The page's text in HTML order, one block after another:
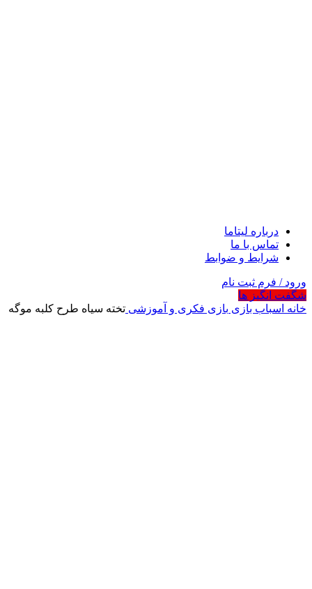
درباره لیتاما
تماس با ما
شرایط و ضوابط
ورود / فرم ثبت نام
شگفت انگیز ها
خانه اسباب بازی بازی فکری و آموزشی تخته سیاه طرح کلبه موگه